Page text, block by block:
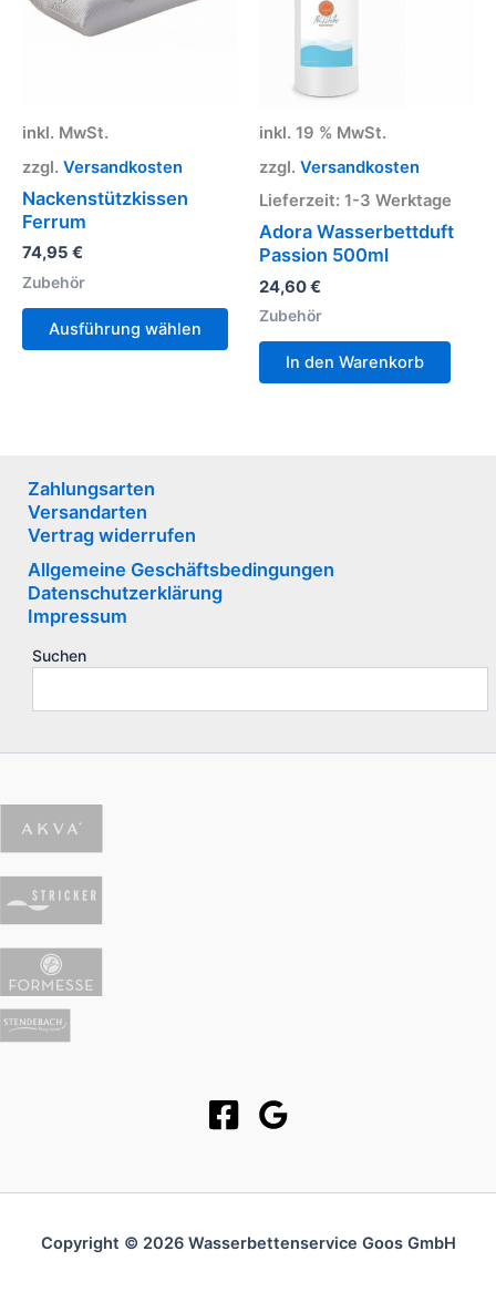
inkl. MwSt.
zzgl. Versandkosten
Nackenstützkissen
Ferrum
74,95 €
Zubehör
Ausführung wählen
Optionen
Produktseite
gewählt
werden
inkl. 19 % MwSt.
zzgl. Versandkosten
Lieferzeit: 1-3 Werktage
Adora Wasserbettduft
Passion 500ml
24,60€
Zubehör
In den Warenkorb
Zahlungsarten
Versandarten
Vertrag widerrufen
Allgemeine Geschäftsbedingungen
Datenschutzerklärung
Impressum
Suchen
Copyright © 2026 Wasserbettenservice Goos GmbH